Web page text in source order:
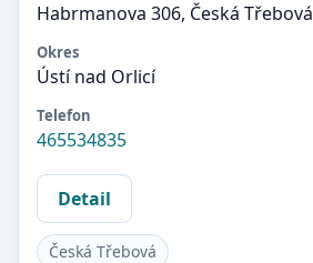
Habrmanova 306, Česká Třebová
Okres
Ústí nad Orlicí
Telefon
465534835
Detail
Česká Třebová